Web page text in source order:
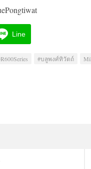
Line
#บลูพงศ์ทิวัตถ์